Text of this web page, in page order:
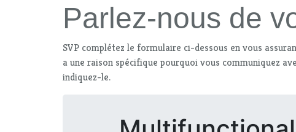
Parlez-nous de
SVP complétez le formulaire ci-dessous en vous
a une raison spécifique pourquoi vous communiquez
indiquez-le.